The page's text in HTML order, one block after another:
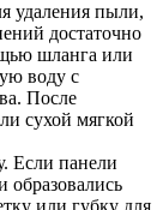
удаления пыли,
достаточно
шланга или
воду с
После
сухой мягкой
Если панели
образовались